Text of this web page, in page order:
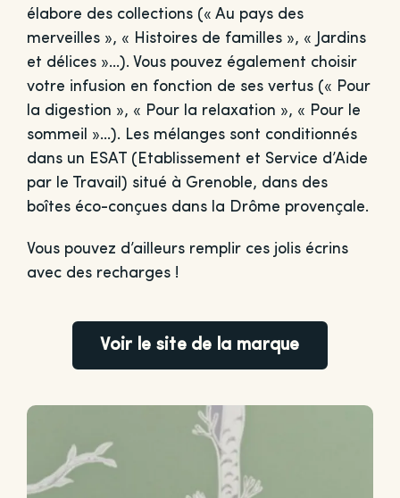
élabore des collections (« Au pays des
merveilles », « Histoires de familles », « Jardins
et délices »…). Vous pouvez également choisir
votre infusion en fonction de ses vertus (« Pour
la digestion », « Pour la relaxation », « Pour le
sommeil »…). Les mélanges sont conditionnés
dans un ESAT (Etablissement et Service d’Aide
par le Travail) situé à Grenoble, dans des
boîtes éco-conçues dans la Drôme provençale.
Vous pouvez d’ailleurs remplir ces jolis écrins
avec des recharges !
Voir le site de la marque